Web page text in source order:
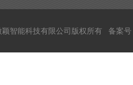
智能科技有限公司版权所有 备案号